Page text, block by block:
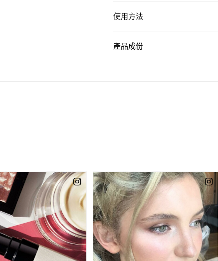
使用方法
產品成份